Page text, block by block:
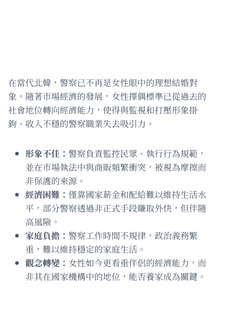
在當代北韓，警察已不再是女性眼中的理想結婚對
象。隨著市場經濟的發展，女性擇偶標準已從過去的
社會地位轉向經濟能力，使得與監視和打壓形象掛
鉤、收入不穩的警察職業失去吸引力。
形象不佳： 警察負責監控民眾、執行行為規範，
並在市場執法中與商販頻繁衝突，被視為摩擦而
非保護的來源。
經濟困難： 僅靠國家薪金和配給難以維持生活水
平，部分警察透過非正式手段賺取外快，但伴隨
高風險。
家庭負擔： 警察工作時間不規律，政治義務繁
重，難以維持穩定的家庭生活。
觀念轉變： 女性如今更看重伴侶的經濟能力，而
非其在國家機構中的地位，能否養家成為關鍵。